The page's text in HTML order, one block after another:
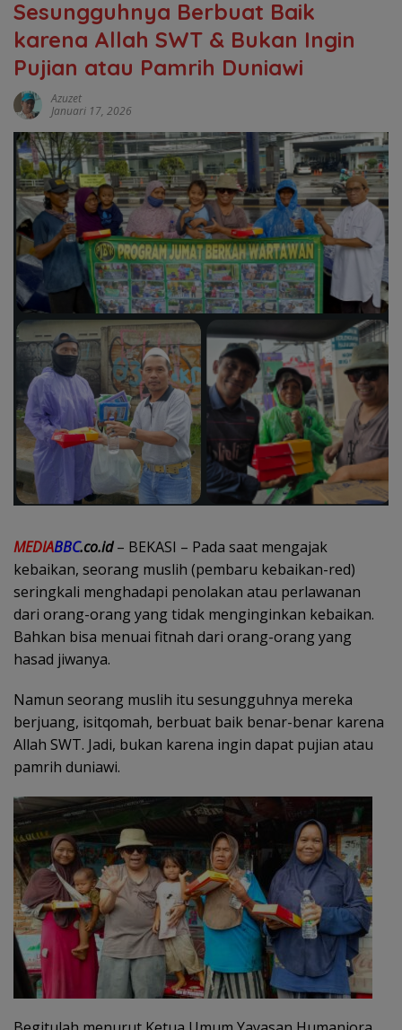
Sesungguhnya Berbuat Baik
karena Allah SWT & Bukan Ingin
Pujian atau Pamrih Duniawi
Azuzet
Januari 17, 2026
MEDIABBC.co.id– BEKASI – Pada saat mengajak
kebaikan, seorang muslih (pembaru kebaikan-red)
seringkali menghadapi penolakan atau perlawanan
dari orang-orang yang tidak menginginkan kebaikan.
Bahkan bisa menuai fitnah dari orang-orang yang
hasad jiwanya.
Namun seorang muslih itu sesungguhnya mereka
berjuang, isitqomah, berbuat baik benar-benar karena
Allah SWT. Jadi, bukan karena ingin dapat pujian atau
pamrih duniawi.